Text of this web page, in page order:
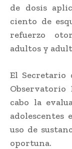
de dosis
ciento de
refuerzo
adultos y
El Secretario
Observatorio
cabo la
adolescentes
uso de
oportuna.